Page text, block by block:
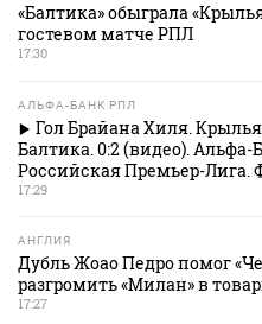
«Балтика» обыграла
гостевом матче РПЛ
17:30
АЛЬФА-БАНК РПЛ
Гол Брайана Хиля.
Балтика. 0:2 (видео). Альфа-
Российская Премьер-Лига.
17:29
АНГЛИЯ
Дубль Жоао Педро помог
разгромить «Милан» в
17:27